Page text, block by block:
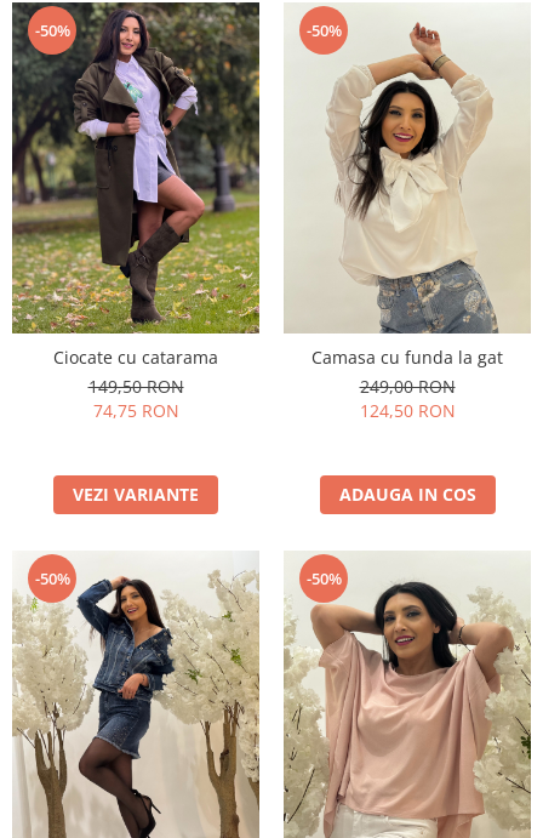
-50%
Ciocate cu catarama
149,50 RON
74,75 RON
VEZI VARIANTE
-50%
Camasa cu funda la gat
249,00 RON
124,50 RON
ADAUGA IN COS
-50% -50%